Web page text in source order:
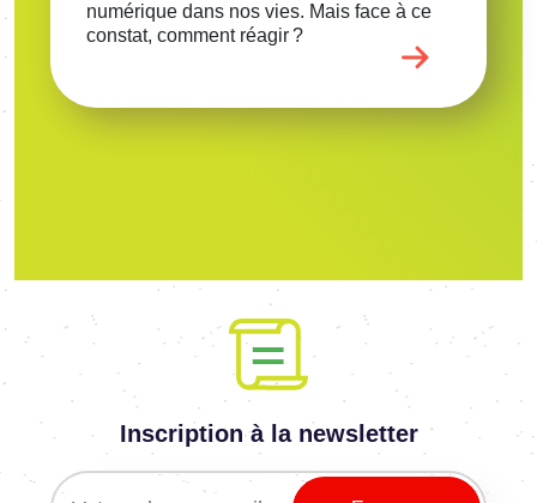
numé­rique dans nos vies. Mais face à ce
constat, comment réagir ?
Inscription à la newsletter